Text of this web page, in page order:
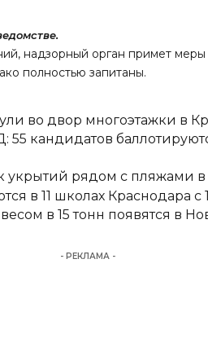
надзорный орган примет
полностью запитаны.
во двор многоэтажки в
55 кандидатов
укрытий рядом с пляжами
в 11 школах Краснодара с
в 15 тонн появятся в
- РЕКЛАМА -